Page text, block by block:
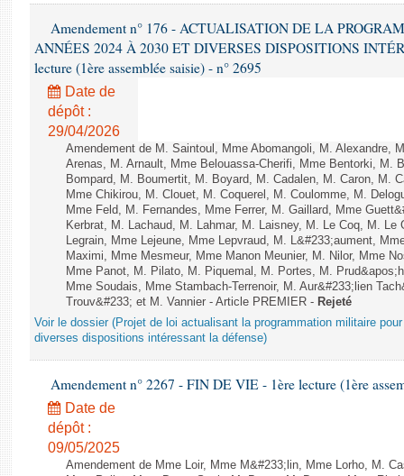
Amendement n° 176 - ACTUALISATION DE LA
ANNÉES 2024 À 2030 ET DIVERSES DISPOSITIONS
lecture (1ère assemblée saisie) - n° 2695
Date de
dépôt :
29/04/2026
Amendement de M. Saintoul, Mme Abomangoli, M. Alexandre,
Arenas, M. Arnault, Mme Belouassa-Cherifi, Mme Bentorki, M.
Bompard, M. Boumertit, M. Boyard, M. Cadalen, M. Caron, M.
Mme Chikirou, M. Clouet, M. Coquerel, M. Coulomme, M.
Mme Feld, M. Fernandes, Mme Ferrer, M. Gaillard, Mme
Kerbrat, M. Lachaud, M. Lahmar, M. Laisney, M. Le Coq, M. Le
Legrain, Mme Lejeune, Mme Lepvraud, M. L&#233;aument,
Maximi, Mme Mesmeur, Mme Manon Meunier, M. Nilor, Mme
Mme Panot, M. Pilato, M. Piquemal, M. Portes, M.
Mme Soudais, Mme Stambach-Terrenoir, M. Aur&#233;lien
Trouv&#233; et M. Vannier - Article PREMIER - Rejeté
Voir le dossier (Projet de loi actualisant la programmation militaire
diverses dispositions intéressant la défense)
Amendement n° 2267 - FIN DE VIE - 1ère lecture (1ère
Date de
dépôt :
09/05/2025
Amendement de Mme Loir, Mme M&#233;lin, Mme Lorho, M.